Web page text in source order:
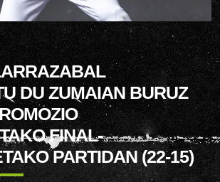
DU ZUMAIAN BURUZ
FINAL-
PARTIDAN (22-15)